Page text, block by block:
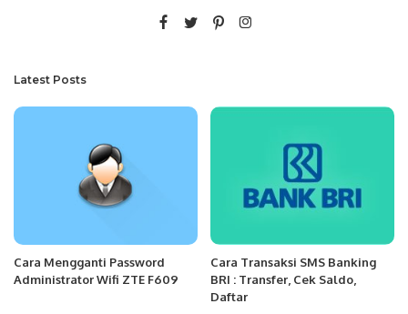
Latest Posts
Cara Mengganti Password
Administrator Wifi ZTE F609
Cara Transaksi SMS Banking
BRI : Transfer, Cek Saldo,
Daftar